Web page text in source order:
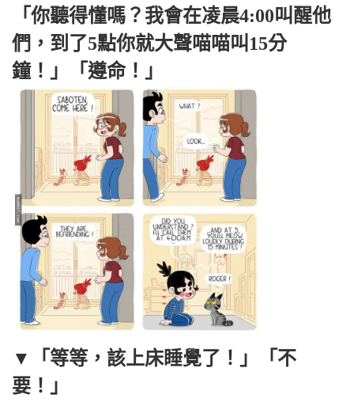
「你聽得懂嗎？我會在凌晨4:00叫醒他
們，到了5點你就大聲喵喵叫15分
鐘！」「遵命！」
▼「等等，該上床睡覺了！」「不
要！」